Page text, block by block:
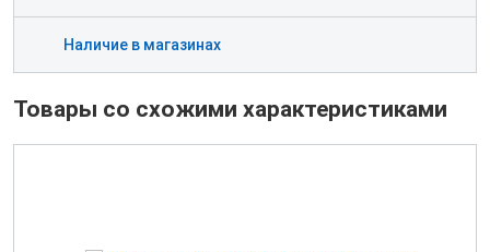
Наличие в магазинах
Товары со схожими характеристиками